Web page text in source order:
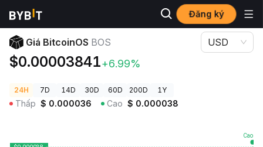
Đăng ký
Giá Tiền Điện Tử
Giá BitcoinOS BOS
$0.00003841+6.99%
USD
24H 7D 14D 30D 60D 200D 1Y
Thấp $ 0.000036 Cao $ 0.000038